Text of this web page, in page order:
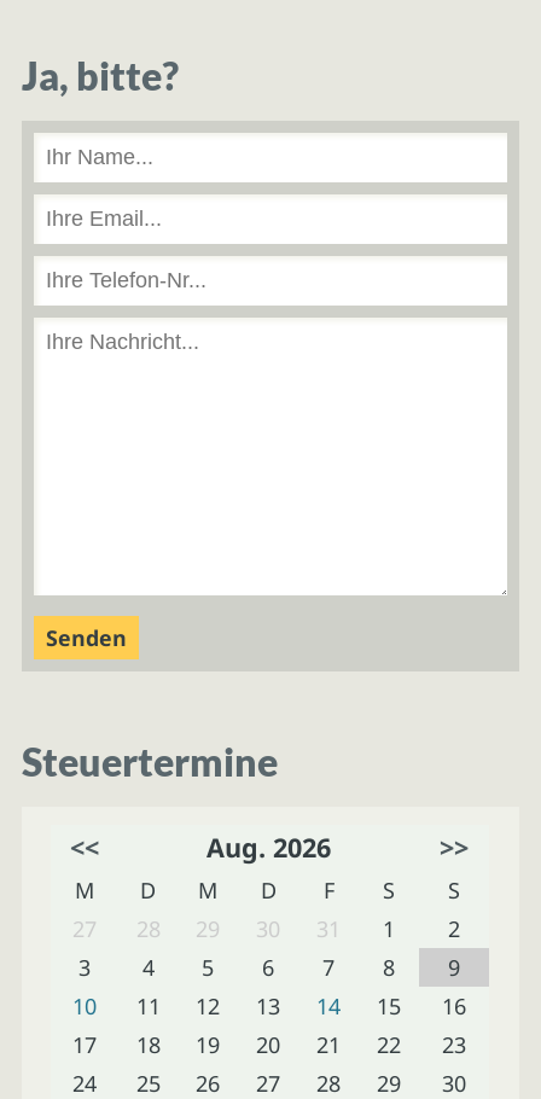
Ja, bitte?
Steuertermine
<< Aug. 2026 >>
M D M D F S
S
27
28 29 30 31 1
2
3
4 5 6 7 8
9
10
11 12 13 14 15
16
17
18 19 20 21 22
23
24
25 26 27 28 29
30